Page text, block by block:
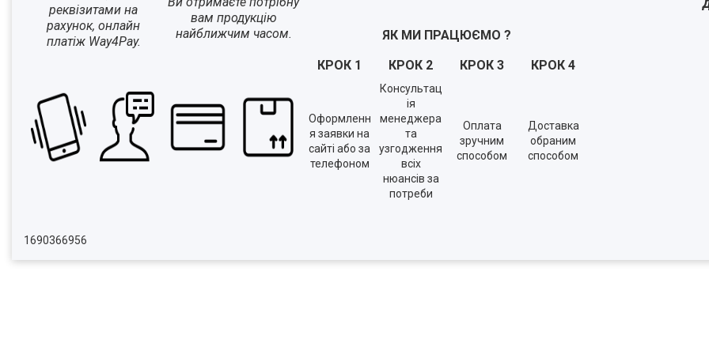
реквізитами на
рахунок, онлайн
платіж Way4Pay.
вам продукцію
найближчим часом.
ЯК МИ ПРАЦЮЄМО ?
КРОК 1
КРОК 2 КРОК 3 КРОК 4
Оформленн
я заявки на
сайті або за
телефоном
Консультац
ія
менеджера
та
узгодження
всіх
нюансів за
потреби
Оплата
зручним
способом
Доставка
обраним
способом
1690366956